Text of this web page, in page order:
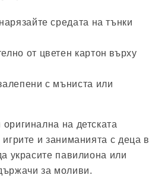
средата на тънки
от цветен картон върху
с мъниста или
на детската
и заниманията с деца в
украсите павилиона или
за моливи.